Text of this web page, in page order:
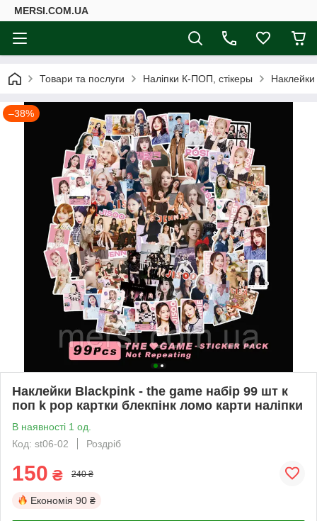
MERSI.COM.UA
Товари та послуги Наліпки К-ПОП, стікеры
–38%
Наклейки Blackpink - the game набір 99 шт к
поп k pop картки блекпінк ломо карти наліпки
В наявності 1 од.
Код: st06-02
Роздріб
150 ₴ 240 ₴
Економія 90 ₴